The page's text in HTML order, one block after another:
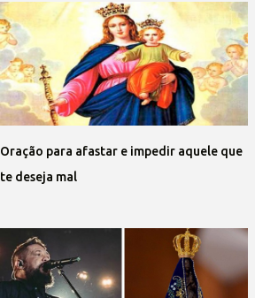
Oração para afastar e impedir aquele que
te deseja mal